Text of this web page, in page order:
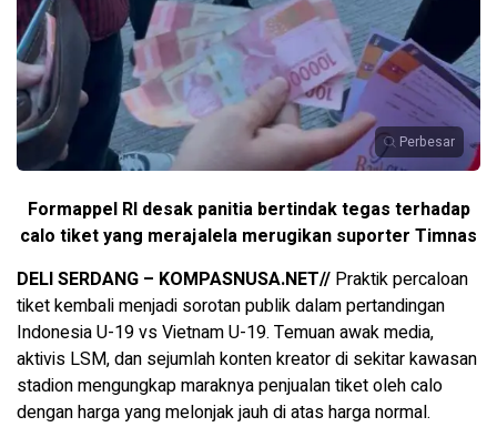
Perbesar
Formappel RI desak panitia bertindak tegas terhadap
calo tiket yang merajalela merugikan suporter Timnas
DELI SERDANG – KOMPASNUSA.NET// Praktik percaloan
tiket kembali menjadi sorotan publik dalam pertandingan
Indonesia U-19 vs Vietnam U-19. Temuan awak media,
aktivis LSM, dan sejumlah konten kreator di sekitar kawasan
stadion mengungkap maraknya penjualan tiket oleh calo
dengan harga yang melonjak jauh di atas harga normal.